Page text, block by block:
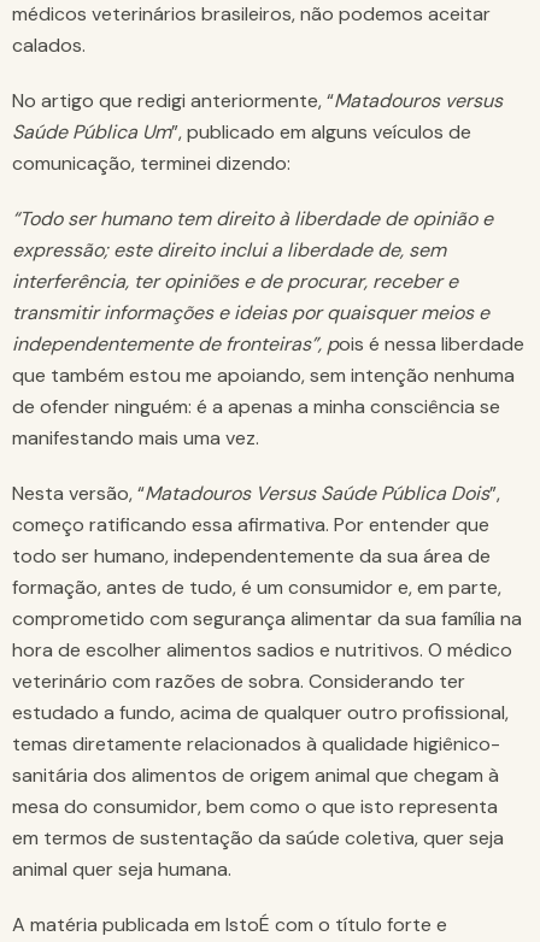
médicos veterinários brasileiros, não podemos aceitar
calados.
No artigo que redigi anteriormente, “Matadouros versus
Saúde Pública Um”, publicado em alguns veículos de
comunicação, terminei dizendo:
“Todo ser humano tem direito à liberdade de opinião e
expressão; este direito inclui a liberdade de, sem
interferência, ter opiniões e de procurar, receber e
transmitir informações e ideias por quaisquer meios e
independentemente de fronteiras”, pois é nessa liberdade
que também estou me apoiando, sem intenção nenhuma
de ofender ninguém: é a apenas a minha consciência se
manifestando mais uma vez.
Nesta versão, “Matadouros Versus Saúde Pública Dois”,
começo ratificando essa afirmativa. Por entender que
todo ser humano, independentemente da sua área de
formação, antes de tudo, é um consumidor e, em parte,
comprometido com segurança alimentar da sua família na
hora de escolher alimentos sadios e nutritivos. O médico
veterinário com razões de sobra. Considerando ter
estudado a fundo, acima de qualquer outro profissional,
temas diretamente relacionados à qualidade higiênico-
sanitária dos alimentos de origem animal que chegam à
mesa do consumidor, bem como o que isto representa
em termos de sustentação da saúde coletiva, quer seja
animal quer seja humana.
A matéria publicada em IstoÉ com o título forte e